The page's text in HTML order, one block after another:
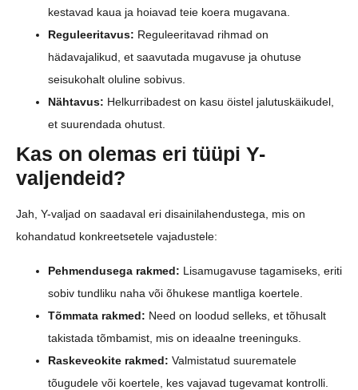
kestavad kaua ja hoiavad teie koera mugavana.
Reguleeritavus: Reguleeritavad rihmad on
hädavajalikud, et saavutada mugavuse ja ohutuse
seisukohalt oluline sobivus.
Nähtavus: Helkurribadest on kasu öistel jalutuskäikudel,
et suurendada ohutust.
Kas on olemas eri tüüpi Y-
valjendeid?
Jah, Y-valjad on saadaval eri disainilahendustega, mis on
kohandatud konkreetsetele vajadustele:
Pehmendusega rakmed: Lisamugavuse tagamiseks, eriti
sobiv tundliku naha või õhukese mantliga koertele.
Tõmmata rakmed: Need on loodud selleks, et tõhusalt
takistada tõmbamist, mis on ideaalne treeninguks.
Raskeveokite rakmed: Valmistatud suurematele
tõugudele või koertele, kes vajavad tugevamat kontrolli.